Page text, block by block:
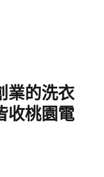
業的洗衣
收桃園電